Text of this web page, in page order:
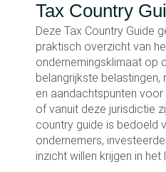
Tax Country
Deze Tax Country Guide
praktisch overzicht van
ondernemingsklimaat op
belangrijkste belastingen,
en aandachtspunten
of vanuit deze jurisdictie
country guide is bedoeld
ondernemers,
inzicht willen krijgen in